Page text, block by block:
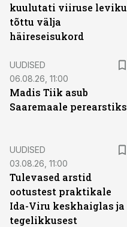
kuulutati viiruse leviku
tõttu välja
häireseisukord
UUDISED
06.08.26, 11:00
Madis Tiik asub
Saaremaale perearstiks
UUDISED
03.08.26, 11:00
Tulevased arstid
ootustest praktikale
Ida-Viru keskhaiglas ja
tegelikkusest